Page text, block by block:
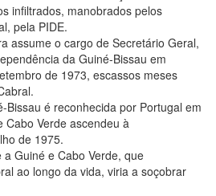
infiltrados, manobrados pelos
pela PIDE.
assume o cargo de Secretário Geral,
da Guiné-Bissau em
de 1973, escassos meses
Bissau é reconhecida por Portugal em
Cabo Verde ascendeu à
de 1975.
Guiné e Cabo Verde, que
ao longo da vida, viria a soçobrar